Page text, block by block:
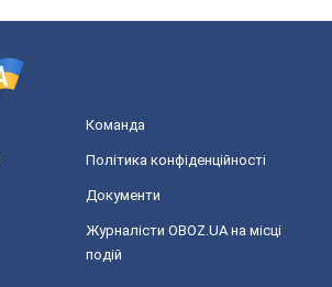
Команда
Політика конфіденційності
Документи
Журналісти OBOZ.UA на місці
подій